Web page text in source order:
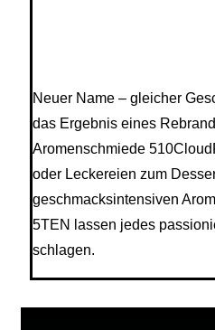
Neuer Name – gleicher
das Ergebnis eines
Aromenschmiede
oder Leckereien zum
geschmacksintensiven
5TEN lassen jedes
schlagen.